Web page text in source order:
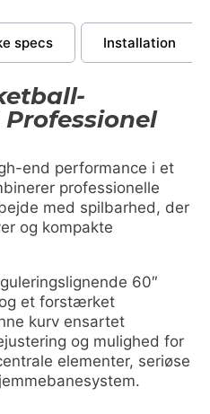
specs Installation
end performance i et
professionelle
med spilbarhed, der
og kompakte
60″
et forstærket
kurv ensartet
og mulighed for
elementer, seriøse